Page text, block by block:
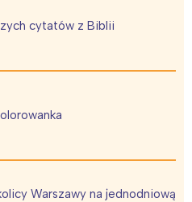
cytatów z Biblii
Warszawy na jednodniową
Wszystkie